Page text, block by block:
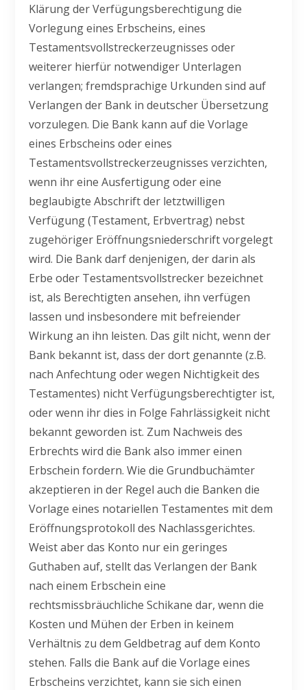
Klärung der Verfügungsberechtigung die
Vorlegung eines Erbscheins, eines
Testamentsvollstreckerzeugnisses oder
weiterer hierfür notwendiger Unterlagen
verlangen; fremdsprachige Urkunden sind auf
Verlangen der Bank in deutscher Übersetzung
vorzulegen. Die Bank kann auf die Vorlage
eines Erbscheins oder eines
Testamentsvollstreckerzeugnisses verzichten,
wenn ihr eine Ausfertigung oder eine
beglaubigte Abschrift der letztwilligen
Verfügung (Testament, Erbvertrag) nebst
zugehöriger Eröffnungsniederschrift vorgelegt
wird. Die Bank darf denjenigen, der darin als
Erbe oder Testamentsvollstrecker bezeichnet
ist, als Berechtigten ansehen, ihn verfügen
lassen und insbesondere mit befreiender
Wirkung an ihn leisten. Das gilt nicht, wenn der
Bank bekannt ist, dass der dort genannte (z.B.
nach Anfechtung oder wegen Nichtigkeit des
Testamentes) nicht Verfügungsberechtigter ist,
oder wenn ihr dies in Folge Fahrlässigkeit nicht
bekannt geworden ist. Zum Nachweis des
Erbrechts wird die Bank also immer einen
Erbschein fordern. Wie die Grundbuchämter
akzeptieren in der Regel auch die Banken die
Vorlage eines notariellen Testamentes mit dem
Eröffnungsprotokoll des Nachlassgerichtes.
Weist aber das Konto nur ein geringes
Guthaben auf, stellt das Verlangen der Bank
nach einem Erbschein eine
rechtsmissbräuchliche Schikane dar, wenn die
Kosten und Mühen der Erben in keinem
Verhältnis zu dem Geldbetrag auf dem Konto
stehen. Falls die Bank auf die Vorlage eines
Erbscheins verzichtet, kann sie sich einen